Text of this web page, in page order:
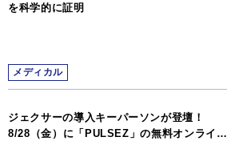
を科学的に証明
メディカル
ジェクサーの導入キーパーソンが登壇！
8/28（金）に「PULSEZ」の無料オンライ…